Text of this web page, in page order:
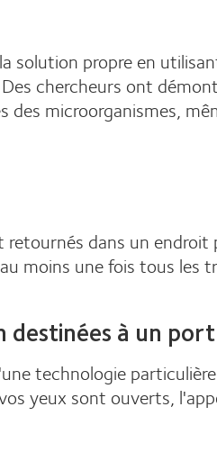
propre en
chercheurs ont
microorganismes,
dans un
moins une fois tous les
destinées à un
technologie
yeux sont ouverts,